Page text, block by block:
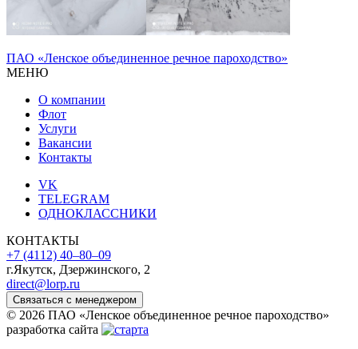
ПАО «Ленское объединенное речное пароходство»
МЕНЮ
О компании
Флот
Услуги
Вакансии
Контакты
VK
TELEGRAM
ОДНОКЛАССНИКИ
КОНТАКТЫ
+7 (4112) 40‒80‒09
г.Якутск, Дзержинского, 2
direct@lorp.ru
Связаться с менеджером
© 2026 ПАО «Ленское объединенное речное пароходство»
разработка сайта